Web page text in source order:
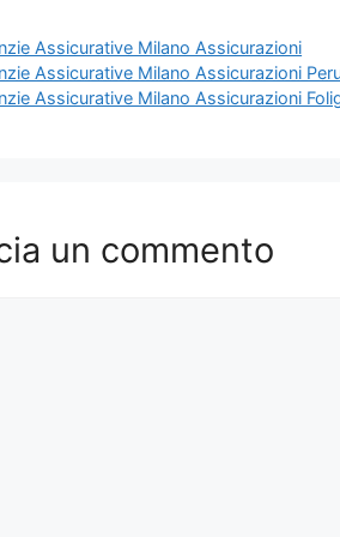
Assicurative Milano Assicurazioni
Assicurative Milano Assicurazioni
Assicurative Milano Assicurazioni
un commento